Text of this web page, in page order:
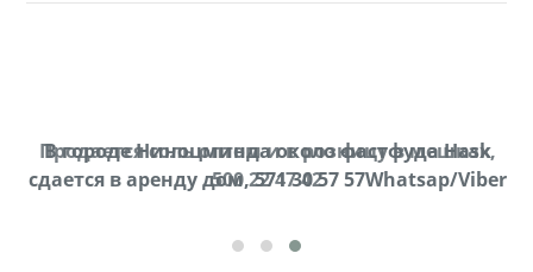
Продается соль оптом и в розницу в мешках,
500 22 47 42
В городе Ниноцминда около фастфуда Hask
cдается в аренду дом, 571 30 57 57Whatsap/Viber